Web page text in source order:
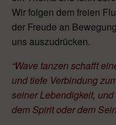
Wir folgen dem freien
der Freude an
uns auszudrücken.
“Wave tanzen schafft
und tiefe Verbindung
seiner Lebendigkeit,
dem Spirit oder dem